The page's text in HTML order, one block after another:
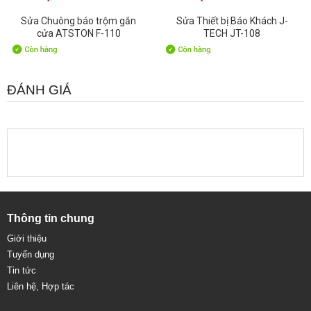
Sửa Chuông báo trộm gắn
cửa ATSTON F-110
Sửa Thiết bị Báo Khách J-
TECH JT-108
ĐÁNH GIÁ
Thông tin chung
Giới thiệu
Tuyển dụng
Tin tức
Liên hệ, Hợp tác